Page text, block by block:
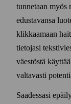
tunnetaan myös
edustavansa
klikkaamaan
tietojasi
väestöstä
valtavasti
Saadessasi